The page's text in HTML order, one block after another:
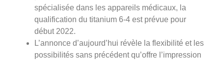
spécialisée dans les appareils médicaux, la
qualification du titanium 6-4 est prévue pour
début 2022.
L’annonce d’aujourd’hui révèle la flexibilité et les
possibilités sans précédent qu’offre l’impression